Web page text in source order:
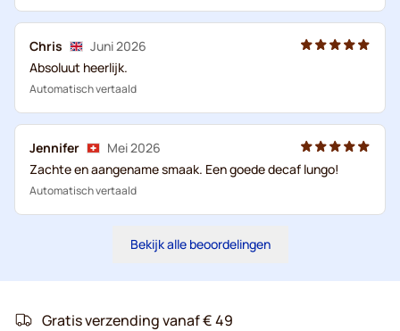
Chris
Juni 2026
Absoluut heerlijk.
Automatisch vertaald
Jennifer
Mei 2026
Zachte en aangename smaak. Een goede decaf lungo!
Automatisch vertaald
Bekijk alle beoordelingen
Gratis verzending vanaf € 49